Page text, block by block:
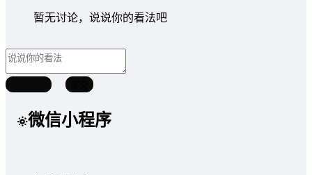
暂无讨论，说说你的看法吧
微信小程序